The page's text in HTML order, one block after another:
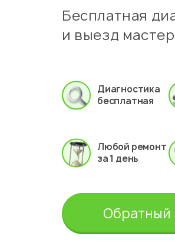
Бесплатная
и выезд
Диагностика
бесплатная
Любой ремонт
за 1 день
Обратный